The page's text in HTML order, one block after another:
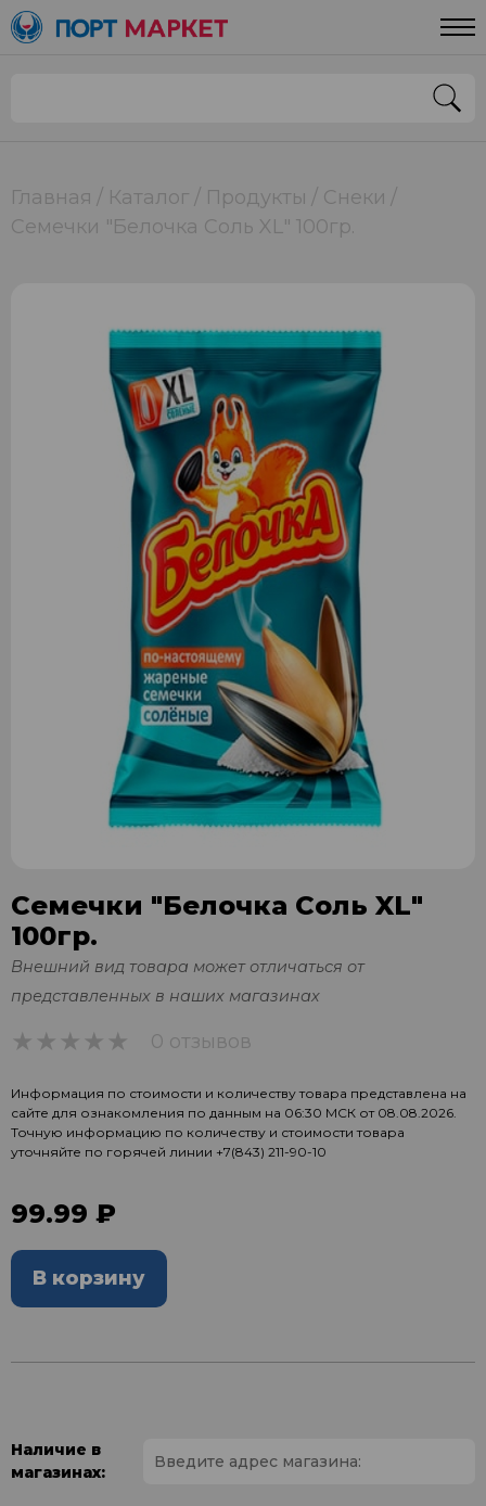
Главная Каталог Продукты
Снеки
Семечки "Белочка Соль XL" 100гр.
Семечки "Белочка Соль XL"
100гр.
Внешний вид товара может отличаться от
представленных в наших магазинах
0 отзывов
Информация по стоимости и количеству товара представлена на
сайте для ознакомления по данным на 06:30 МСК от 08.08.2026.
Точную информацию по количеству и стоимости товара
уточняйте по горячей линии +7(843) 211-90-10
99.99 ₽
В корзину
Наличие в
магазинах: